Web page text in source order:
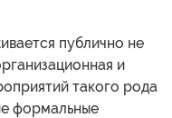
публично не
и
такого рода
формальные